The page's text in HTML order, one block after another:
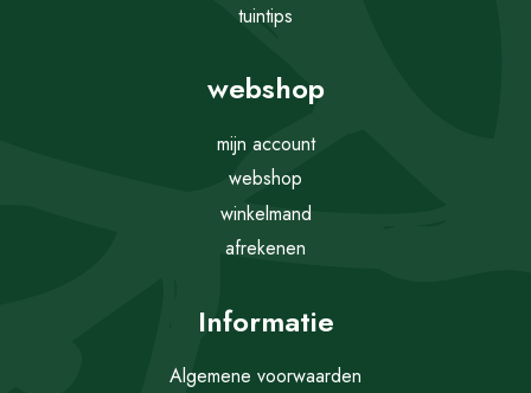
tuintips
webshop
mijn account
webshop
winkelmand
afrekenen
Informatie
Algemene voorwaarden